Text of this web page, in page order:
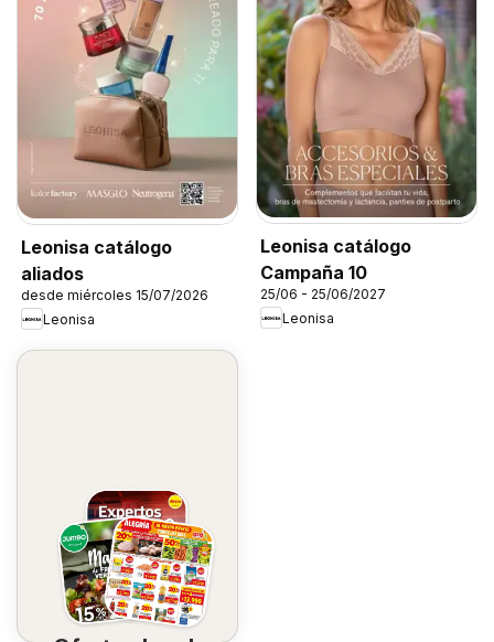
Leonisa catálogo
aliados
desde miércoles 15/07/2026
Leonisa
Leonisa catálogo
Campaña 10
25/06 - 25/06/2027
Leonisa